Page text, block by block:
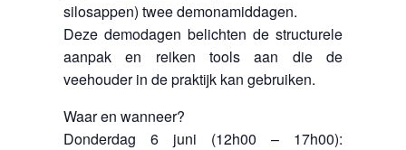
silosappen) twee demonamiddagen.
Deze demodagen belichten de structurele
aanpak en reiken tools aan die de
veehouder in de praktijk kan gebruiken.
Waar en wanneer?
Donderdag 6 juni (12h00 – 17h00):